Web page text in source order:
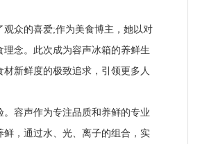
众的喜爱;作为美食博主，她以对
念。此次成为容声冰箱的养鲜生
新鲜度的极致追求，引领更多人
容声作为专注品质和养鲜的专业
，通过水、光、离子的组合，实